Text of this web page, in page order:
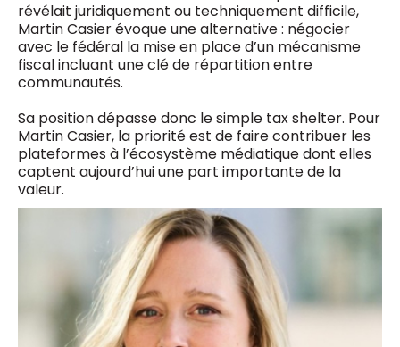
révélait juridiquement ou techniquement difficile,
Martin Casier évoque une alternative : négocier
avec le fédéral la mise en place d’un mécanisme
fiscal incluant une clé de répartition entre
communautés.
Sa position dépasse donc le simple tax shelter. Pour
Martin Casier, la priorité est de faire contribuer les
plateformes à l’écosystème médiatique dont elles
captent aujourd’hui une part importante de la
valeur.